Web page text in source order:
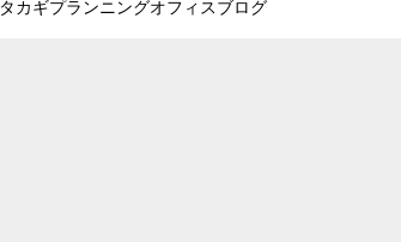
タカギプランニングオフィスブログ